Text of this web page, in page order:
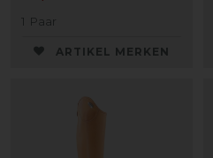
1 Paar
ARTIKEL MERKEN